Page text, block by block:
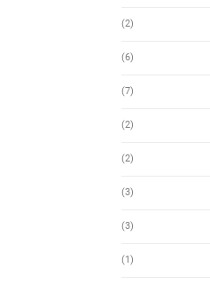
(2)
(6)
(7)
(2)
(2)
(3)
(3)
(1)